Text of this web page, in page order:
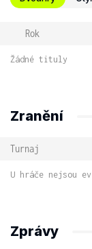
Rok
Žádné tituly
Zranění
Turnaj
U hráče nejsou
Zprávy